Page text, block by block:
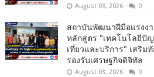
August 03, 2026 0
สถาบันพัฒนาฝีมือแรงง
หลักสูตร "เทคโนโลยีปั
เที่ยวและบริการ" เสริม
รองรับเศรษฐกิจดิจิทัล
August 03, 2026 0